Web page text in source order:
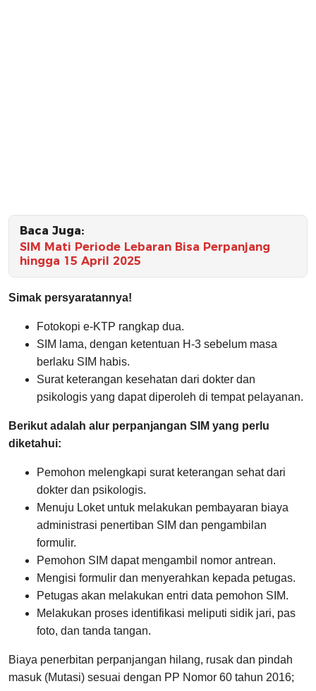
Baca Juga:
SIM Mati Periode Lebaran Bisa Perpanjang
hingga 15 April 2025
Simak persyaratannya!
Fotokopi e-KTP rangkap dua.
SIM lama, dengan ketentuan H-3 sebelum masa
berlaku SIM habis.
Surat keterangan kesehatan dari dokter dan
psikologis yang dapat diperoleh di tempat pelayanan.
Berikut adalah alur perpanjangan SIM yang perlu
diketahui:
Pemohon melengkapi surat keterangan sehat dari
dokter dan psikologis.
Menuju Loket untuk melakukan pembayaran biaya
administrasi penertiban SIM dan pengambilan
formulir.
Pemohon SIM dapat mengambil nomor antrean.
Mengisi formulir dan menyerahkan kepada petugas.
Petugas akan melakukan entri data pemohon SIM.
Melakukan proses identifikasi meliputi sidik jari, pas
foto, dan tanda tangan.
Biaya penerbitan perpanjangan hilang, rusak dan pindah
masuk (Mutasi) sesuai dengan PP Nomor 60 tahun 2016;